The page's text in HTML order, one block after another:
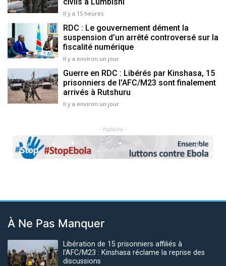
Il y a 15 heures
RDC : Le gouvernement dément la
suspension d’un arrêté controversé sur la
fiscalité numérique
Il y a environ un jour
Guerre en RDC : Libérés par Kinshasa, 15
prisonniers de l'AFC/M23 sont finalement
arrivés à Rutshuru
Il y a environ un jour
- Publicité -
Previous Next
À Ne Pas Manquer
Libération de 15 prisonniers affiliés à
l’AFC/M23 : Kinshasa réclame la reprise des
discussions